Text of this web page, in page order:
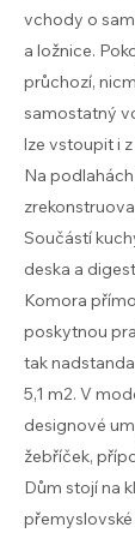
vchody o
a ložnice.
průchozí,
samostatný
lze vstoupit i
Na
Součástí
deska a
Komora
poskytnou
tak
5,1 m2. V
designové
žebříček,
Dům stojí na
přemyslovské